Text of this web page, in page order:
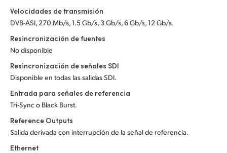
Singapore
South Africa
España
Sweden
Turkey
Velocidades de transmisión
DVB-ASI, 270 Mb/s, 1.5 Gb/s, 3 Gb/s, 6 Gb/s, 12 Gb/s.
Resincronización de fuentes
No disponible
Resincronización de señales SDI
Disponible en todas las salidas SDI.
Entrada para señales de referencia
Tri-Sync o Black Burst.
Reference Outputs
Salida derivada con interrupción de la señal de referencia.
Ethernet